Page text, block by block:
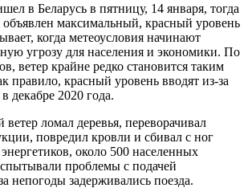
в Беларусь в пятницу, 14 января, тогда
максимальный, красный уровень
когда метеоусловия начинают
угрозу для населения и экономики. По
ветер крайне редко становится таким
правило, красный уровень вводят из-за
декабре 2020 года.
ломал деревья, переворачивал
повредил кровли и сбивал с ног
около 500 населенных
проблемы с подачей
непогоды задерживались поезда.